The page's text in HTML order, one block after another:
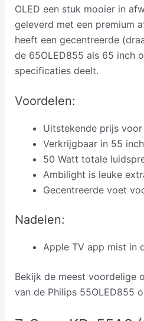
OLED een stuk mooier in
geleverd met een premium
heeft een gecentreerde
de 65OLED855 als 65 inch
specificaties deelt.
Voordelen:
Uitstekende prijs voor
Verkrijgbaar in 55
50 Watt totale
Ambilight is leuke
Gecentreerde voet
Nadelen:
Apple TV app mist in
Bekijk de meest voordelige
van de Philips 55OLED855